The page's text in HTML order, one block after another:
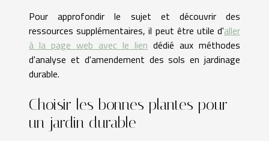
Pour approfondir le sujet et découvrir des
ressources supplémentaires, il peut être utile d'aller
à la page web avec le lien dédié aux méthodes
d'analyse et d'amendement des sols en jardinage
durable.
Choisir les bonnes plantes pour
un jardin durable